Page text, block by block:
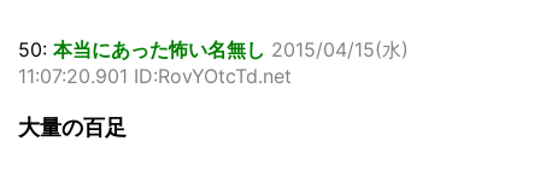
50: 本当にあった怖い名無し 2015/04/15(水)
11:07:20.901 ID:RovYOtcTd.net
大量の百足